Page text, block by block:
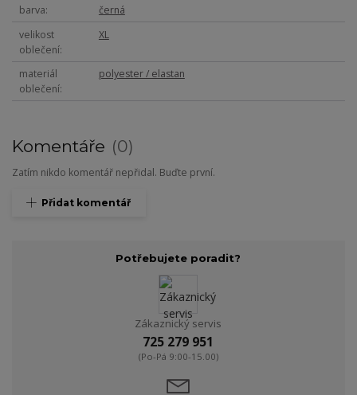
barva
černá
velikost
oblečení
XL
materiál
oblečení
polyester / elastan
Komentáře 0
Zatím nikdo komentář nepřidal. Buďte první.
Přidat komentář
Potřebujete poradit?
Zákaznický servis
725 279 951
(Po-Pá 9:00-15.00)